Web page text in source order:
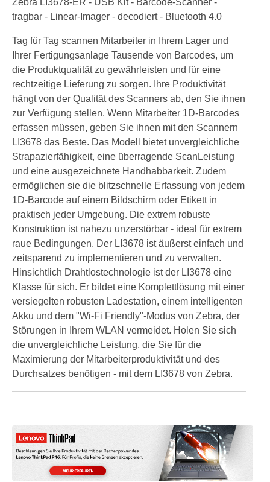
tragbar - Linear-Imager - decodiert - Bluetooth 4.0
Tag für Tag scannen Mitarbeiter in Ihrem Lager und
Ihrer Fertigungsanlage Tausende von Barcodes, um
die Produktqualität zu gewährleisten und für eine
rechtzeitige Lieferung zu sorgen. Ihre Produktivität
hängt von der Qualität des Scanners ab, den Sie ihnen
zur Verfügung stellen. Wenn Mitarbeiter 1D-Barcodes
erfassen müssen, geben Sie ihnen mit den Scannern
LI3678 das Beste. Das Modell bietet unvergleichliche
Strapazierfähigkeit, eine überragende ScanLeistung
und eine ausgezeichnete Handhabbarkeit. Zudem
ermöglichen sie die blitzschnelle Erfassung von jedem
1D-Barcode auf einem Bildschirm oder Etikett in
praktisch jeder Umgebung. Die extrem robuste
Konstruktion ist nahezu unzerstörbar - ideal für extrem
raue Bedingungen. Der LI3678 ist äußerst einfach und
zeitsparend zu implementieren und zu verwalten.
Hinsichtlich Drahtlostechnologie ist der LI3678 eine
Klasse für sich. Er bildet eine Komplettlösung mit einer
versiegelten robusten Ladestation, einem intelligenten
Akku und dem "Wi-Fi Friendly"-Modus von Zebra, der
Störungen in Ihrem WLAN vermeidet. Holen Sie sich
die unvergleichliche Leistung, die Sie für die
Maximierung der Mitarbeiterproduktivität und des
Durchsatzes benötigen - mit dem LI3678 von Zebra.